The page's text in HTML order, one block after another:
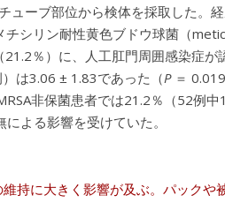
ューブ部位から検体を採取した。
シリン耐性黄色ブドウ球菌（
％）に、人工肛門周囲感染症
は3.06 ± 1.83であった（P＝
非保菌患者では21.2％（52例中
よる影響を受けていた。
持に大きく影響が及ぶ。パックや